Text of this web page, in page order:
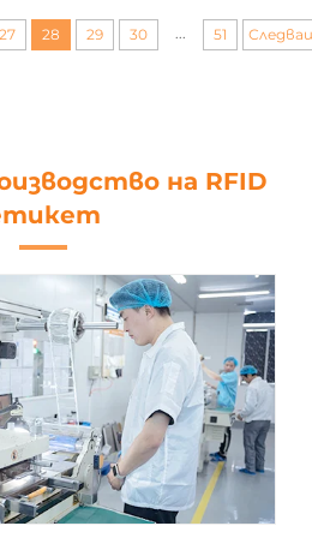
27 28 29 30 51
на RFID